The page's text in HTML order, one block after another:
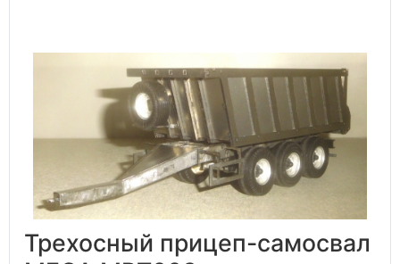
Трехосный прицеп-самосвал